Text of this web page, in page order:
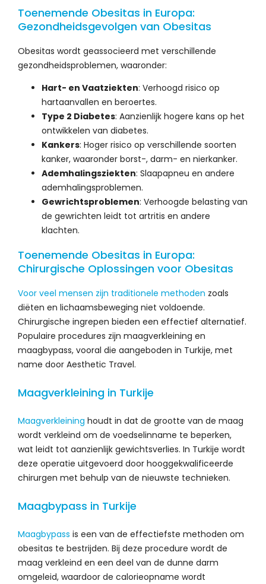
Toenemende Obesitas in Europa:
Gezondheidsgevolgen van Obesitas
Obesitas wordt geassocieerd met verschillende
gezondheidsproblemen, waaronder:
Hart- en Vaatziekten: Verhoogd risico op
hartaanvallen en beroertes.
Type 2 Diabetes: Aanzienlijk hogere kans op het
ontwikkelen van diabetes.
Kankers: Hoger risico op verschillende soorten
kanker, waaronder borst-, darm- en nierkanker.
Ademhalingsziekten: Slaapapneu en andere
ademhalingsproblemen.
Gewrichtsproblemen: Verhoogde belasting van
de gewrichten leidt tot artritis en andere
klachten.
Toenemende Obesitas in Europa:
Chirurgische Oplossingen voor Obesitas
Voor veel mensen zijn traditionele methoden zoals
diëten en lichaamsbeweging niet voldoende.
Chirurgische ingrepen bieden een effectief alternatief.
Populaire procedures zijn maagverkleining en
maagbypass, vooral die aangeboden in Turkije, met
name door Aesthetic Travel.
Maagverkleining in Turkije
Maagverkleining houdt in dat de grootte van de maag
wordt verkleind om de voedselinname te beperken,
wat leidt tot aanzienlijk gewichtsverlies. In Turkije wordt
deze operatie uitgevoerd door hooggekwalificeerde
chirurgen met behulp van de nieuwste technieken.
Maagbypass in Turkije
Maagbypass is een van de effectiefste methoden om
obesitas te bestrijden. Bij deze procedure wordt de
maag verkleind en een deel van de dunne darm
omgeleid, waardoor de calorieopname wordt